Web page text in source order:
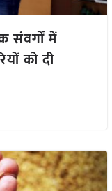
संवर्गों में
को दी